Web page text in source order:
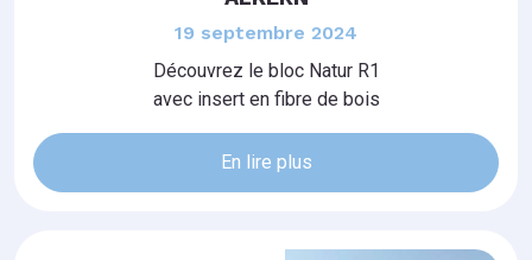
19 septembre 2024
Découvrez le bloc Natur R1
avec insert en fibre de bois
En lire plus